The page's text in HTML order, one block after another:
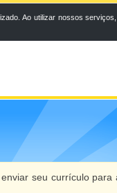
seu currículo para
Ao utilizar nossos